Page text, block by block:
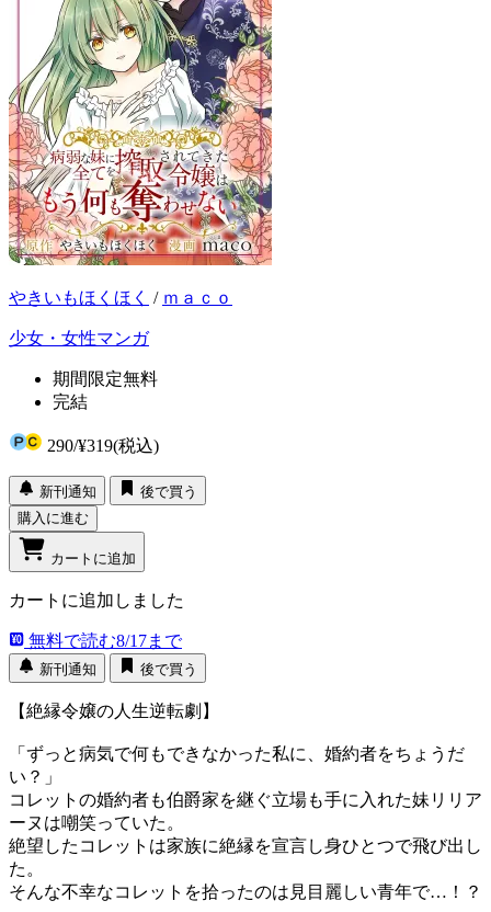
やきいもほくほく / ｍａｃｏ
少女・女性マンガ
期間限定無料
完結
290/¥319(税込)
新刊通知
後で買う
購入に進む
カートに追加
カートに追加しました
無料で読む8/17まで
新刊通知 後で買う
【絶縁令嬢の人生逆転劇】
「ずっと病気で何もできなかった私に、婚約者をちょうだ
い？」
コレットの婚約者も伯爵家を継ぐ立場も手に入れた妹リリア
ーヌは嘲笑っていた。
絶望したコレットは家族に絶縁を宣言し身ひとつで飛び出し
た。
そんな不幸なコレットを拾ったのは見目麗しい青年で…！？